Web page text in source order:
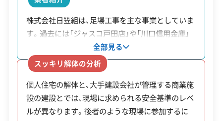
築物ア
スベス
調査補
最大25万円
民間建築物のアスベスト
含有調査が対象。
これらの補助金を利用するには、必ず工事の契約や
工事賠償責任保険 違反歴なし 表彰・受賞
現場清掃
ISO認証
電子マニフェスト 地域貢献・ボランティア
顧客対応・サービス(17)
自社ホームページ 無料見積もり 不要品回収
不要品買取
不動産取引
補助金・助成金申請 土地活用
滅失登記
建設リサイクル届
近隣挨拶
翌営業日連絡
株式会社日笠組は、足場工事を主な事業としていま
す。過去には「ジャスコ戸田店」や「川口信用金庫」
といった、地域の大型施設の建設にも携わった実績
があります。こうした大規模な現場では、個人の住
宅工事に比べてより厳しい安全基準や工程管理が
求められます。その経験は、住宅の解体工事におい
ても、安全への配慮やスムーズな作業計画に活かさ
れています。従業員30名という体制と、川口市にあ
全部見る
スッキリ解体の分析
個人住宅の解体と、大手建設会社が管理する商業施
設の建設とでは、現場に求められる安全基準のレベ
ルが異なります。後者のような現場に参加するに